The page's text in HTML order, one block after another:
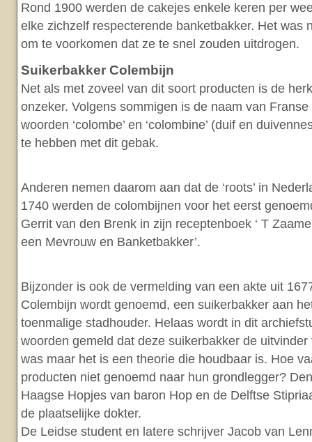
Rond 1900 werden de cakejes enkele keren per
elke zichzelf respecterende banketbakker. Het was
om te voorkomen dat ze te snel zouden uitdrogen.
Suikerbakker Colembijn
Net als met zoveel van dit soort producten is de
onzeker. Volgens sommigen is de naam van
woorden ‘colombe’ en ‘colombine’ (duif en
te hebben met dit gebak.
Anderen nemen daarom aan dat de ‘roots’ in
1740 werden de colombijnen voor het eerst
Gerrit van den Brenk in zijn receptenboek ‘ T
een Mevrouw en Banketbakker’.
Bijzonder is ook de vermelding van een akte uit
Colembijn wordt genoemd, een suikerbakker aan
toenmalige stadhouder. Helaas wordt in dit
woorden gemeld dat deze suikerbakker de
was maar het is een theorie die houdbaar is. Hoe
producten niet genoemd naar hun grondlegger?
Haagse Hopjes van baron Hop en de Delftse
de plaatselijke dokter.
De Leidse student en latere schrijver Jacob van